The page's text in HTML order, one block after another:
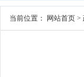
当前位置： 网站首页 >